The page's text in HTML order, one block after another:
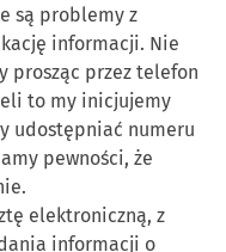
są problemy z
informacji. Nie
prosząc przez telefon
to my inicjujemy
udostępniać numeru
pewności, że
elektroniczną, z
informacji o